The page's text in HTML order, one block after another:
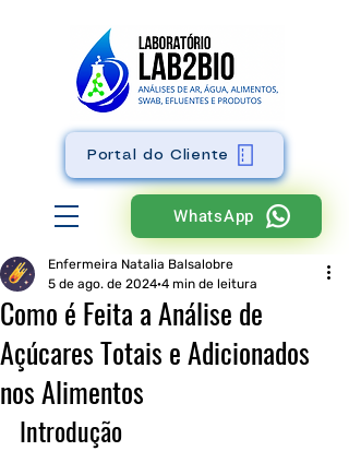
WhatsApp
Portal do Cliente
Como é Feita a Análise de
Açúcares Totais e Adicionados
nos Alimentos
Enfermeira Natalia Balsalobre
5 de ago. de 2024 4 min de leitura
Introdução